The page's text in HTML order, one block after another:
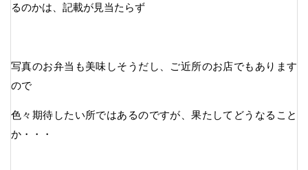
るのかは、記載が見当たらず
写真のお弁当も美味しそうだし、ご近所のお店でもあります
ので
色々期待したい所ではあるのですが、果たしてどうなること
か・・・